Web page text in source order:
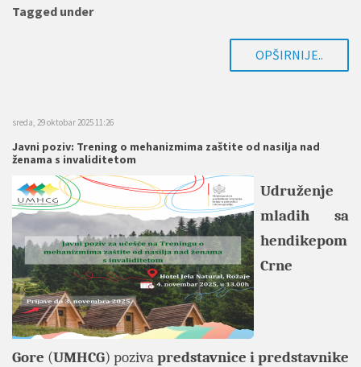
Tagged under
OPŠIRNIJE..
sreda, 29 oktobar 2025 11:26
Javni poziv: Trening o mehanizmima zaštite od nasilja nad
ženama s invaliditetom
Udruženje
mladih sa
hendikepom
Crne
Gore (UMHCG) pozivapredstavnice i predstavnike